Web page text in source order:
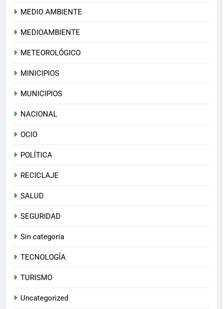
MEDIO AMBIENTE
MEDIOAMBIENTE
METEOROLÓGICO
MINICIPIOS
MUNICIPIOS
NACIONAL
OCIO
POLÍTICA
RECICLAJE
SALUD
SEGURIDAD
Sin categoría
TECNOLOGÍA
TURISMO
Uncategorized